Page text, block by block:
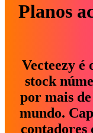
Planos
Vecteezy é
stock
por mais
mundo.
contadores